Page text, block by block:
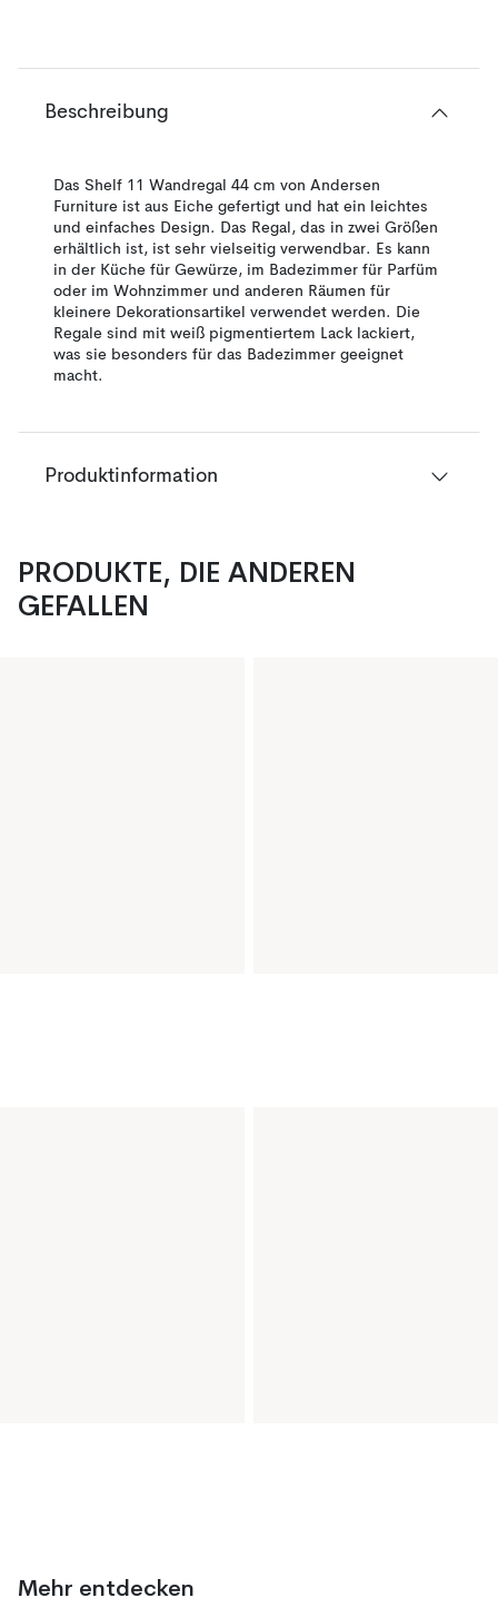
Beschreibung
Das Shelf 11 Wandregal 44 cm von Andersen
Furniture ist aus Eiche gefertigt und hat ein leichtes
und einfaches Design. Das Regal, das in zwei Größen
erhältlich ist, ist sehr vielseitig verwendbar. Es kann
in der Küche für Gewürze, im Badezimmer für Parfüm
oder im Wohnzimmer und anderen Räumen für
kleinere Dekorationsartikel verwendet werden. Die
Regale sind mit weiß pigmentiertem Lack lackiert,
was sie besonders für das Badezimmer geeignet
macht.
Produktinformation
PRODUKTE, DIE ANDEREN
GEFALLEN
Mehr entdecken